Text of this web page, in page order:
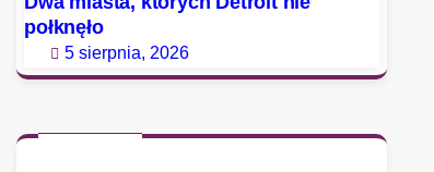
połknęło
5 sierpnia, 2026